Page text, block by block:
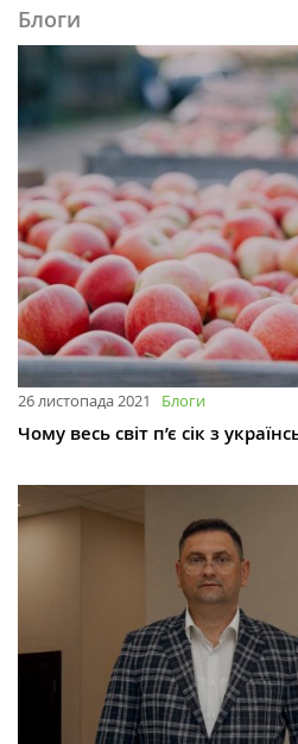
Блоги
26 листопада 2021 Блоги
Чому весь світ п’є сік з